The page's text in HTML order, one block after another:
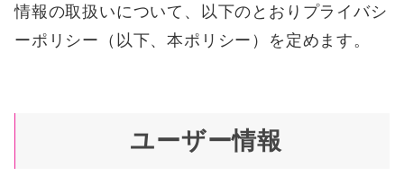
情報の取扱いについて、以下のとおりプライバシ
ーポリシー（以下、本ポリシー）を定めます。
ユーザー情報